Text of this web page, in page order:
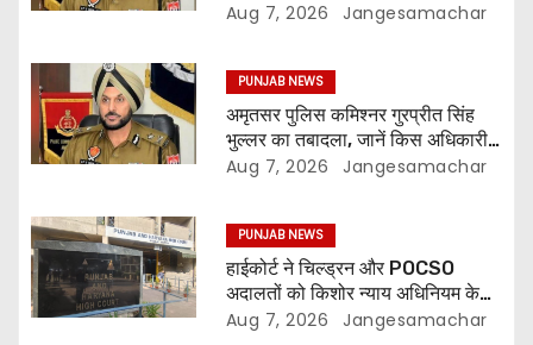
Aug 7, 2026 Jangesamachar
PUNJAB NEWS
अमृतसर पुलिस कमिश्नर गुरप्रीत सिंह
भुल्लर का तबादला, जानें किस अधिकारी
को मिली नई जिम्मेदारी
Aug 7, 2026 Jangesamachar
PUNJAB NEWS
हाईकोर्ट ने चिल्ड्रन और POCSO
अदालतों को किशोर न्याय अधिनियम के
प्रावधानों का सख्ती से पालन करने के
Aug 7, 2026 Jangesamachar